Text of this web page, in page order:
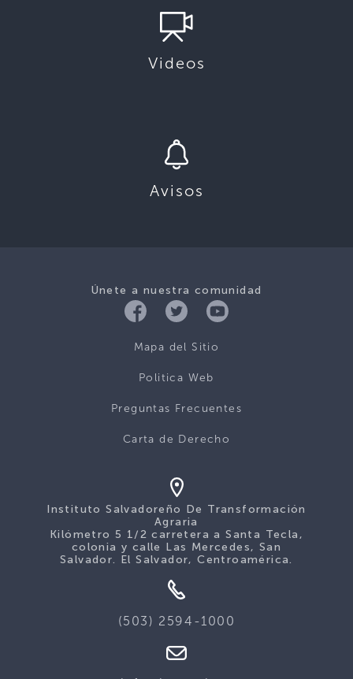
Videos
Avisos
Únete a nuestra comunidad
Mapa del Sitio
Politica Web
Preguntas Frecuentes
Carta de Derecho
Instituto Salvadoreño De Transformación
Agraria
Kilómetro 5 1/2 carretera a Santa Tecla,
colonia y calle Las Mercedes, San
Salvador. El Salvador, Centroamérica.
(503) 2594-1000